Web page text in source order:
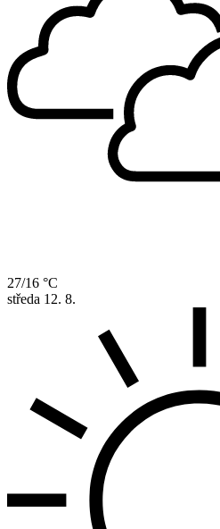
27/16 °C
středa 12. 8.